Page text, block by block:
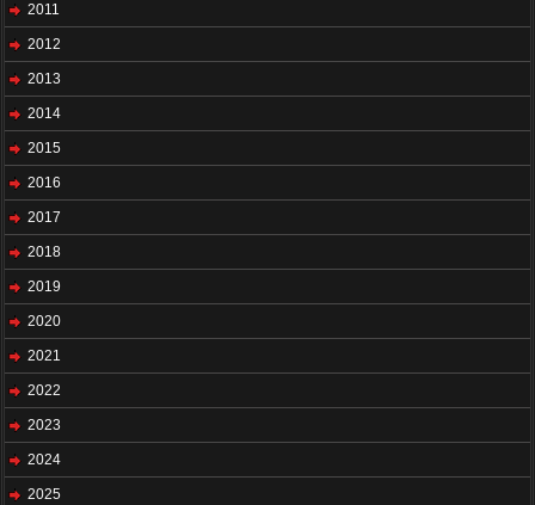
2011
2012
2013
2014
2015
2016
2017
2018
2019
2020
2021
2022
2023
2024
2025